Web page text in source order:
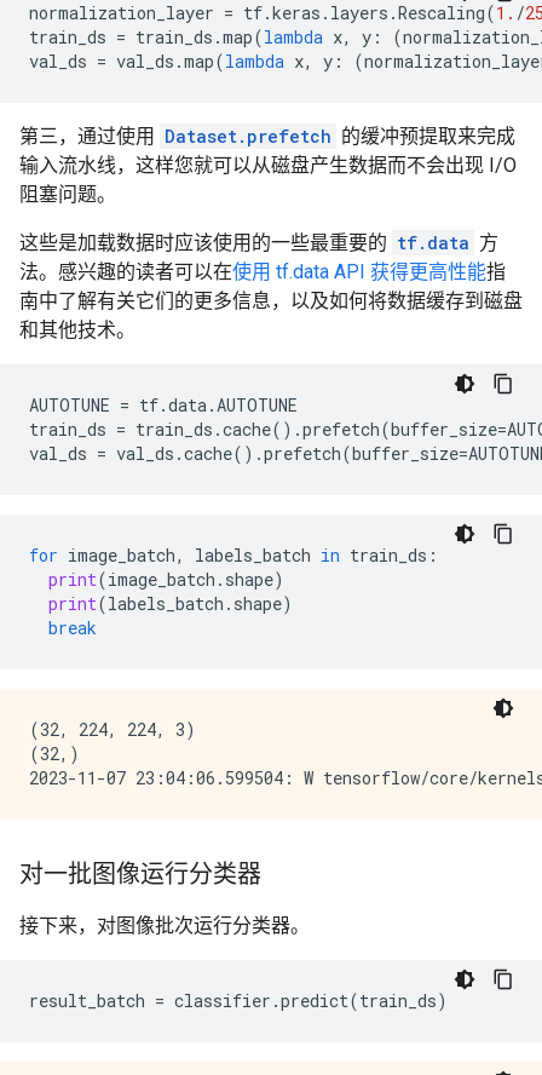
normalization_layer = tf.keras . layers .Rescaling(1. /
train_ds = train_ds .map(lambda x, y : (
val_ds = val_ds .map(lambda x, y : (
第三，通过使用 Dataset.prefetch 的缓冲预提取来完成
输入流水线，这样您就可以从磁盘产生数据而不会出现 I/O
阻塞问题。
这些是加载数据时应该使用的一些最重要的 tf.data 方
法。感兴趣的读者可以在使用 tf.data API 获得更高性能指
南中了解有关它们的更多信息，以及如何将数据缓存到磁盘
和其他技术。
AUTOTUNE = tf.data.AUTOTUNE
train_ds = train_ds .cache() .prefetch(buffer_size=
val_ds = val_ds .cache() .prefetch(buffer_size=
for image_batch, labels_batch in train_ds :
print(image_batch . shape)
print(labels_batch . shape)
break
(32, 224, 224, 3)
(32,)
对一批图像运行分类器
接下来，对图像批次运行分类器。
result_batch = classifier .predict(train_ds)